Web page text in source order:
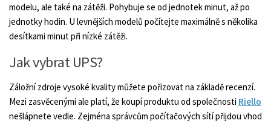
modelu, ale také na zátěži. Pohybuje se od jednotek minut, až po
jednotky hodin. U levnějších modelů počítejte maximálně s několika
desítkami minut při nízké zátěži.
Jak vybrat UPS?
Záložní zdroje vysoké kvality můžete pořizovat na základě recenzí.
Mezi zasvěcenými ale platí, že koupí produktu od společnosti Riello
nešlápnete vedle. Zejména správcům počítačových sítí přijdou vhod